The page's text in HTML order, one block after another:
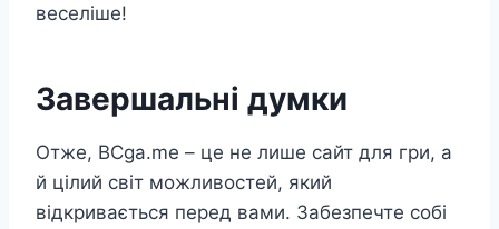
веселіше!
Завершальні думки
Отже, BCga.me – це не лише сайт для гри, а
й цілий світ можливостей, який
відкривається перед вами. Забезпечте собі